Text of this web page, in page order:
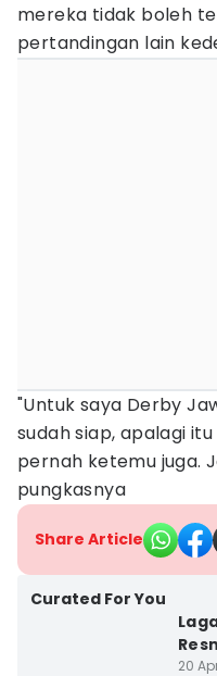
mereka tidak boleh
pertandingan lain
"Untuk saya Derby
sudah siap, apalagi
pernah ketemu juga.
pungkasnya
Share Article
Curated For You
20